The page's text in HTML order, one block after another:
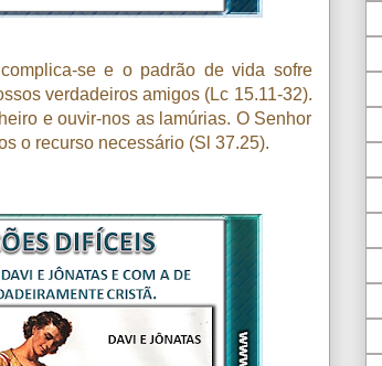
se e o padrão de vida sofre
verdadeiros amigos (Lc 15.11-32).
e ouvir-nos as lamúrias. O Senhor
o recurso necessário (Sl 37.25).